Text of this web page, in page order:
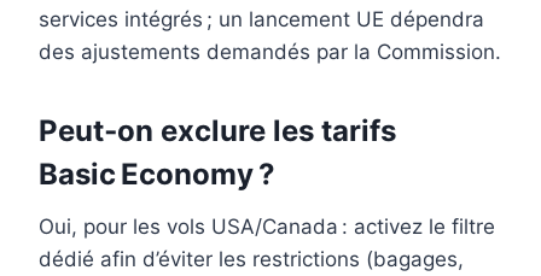
services intégrés ; un lancement UE dépendra
des ajustements demandés par la Commission.
Peut‑on exclure les tarifs
Basic Economy ?
Oui, pour les vols USA/Canada : activez le filtre
dédié afin d’éviter les restrictions (bagages,